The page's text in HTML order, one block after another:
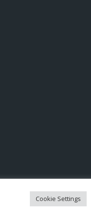
Contact
Cookie Settings